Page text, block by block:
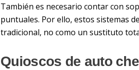
También es necesario contar con
puntuales. Por ello, estos sistemas
tradicional, no como un sustituto
Quioscos de auto